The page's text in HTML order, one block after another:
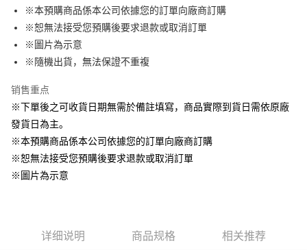
运送方式
預購訂單-宅配專用(🔺不同預購月份建議分開結帳，避免整筆訂單等
超久)
預購訂單-離島宅配專用-(澎湖/金門/馬祖)(🔺不同預購月份建議分開
結帳，避免整筆訂單等超久)
每笔NT$220
※本預購商品係本公司依據您的訂單向廠商訂購
※恕無法接受您預購後要求退款或取消訂單
※圖片為示意
※隨機出貨，無法保證不重複
销售重点
※下單後之可收貨日期無需於備註填寫，商品實際到貨日需依原廠
發貨日為主。
※本預購商品係本公司依據您的訂單向廠商訂購
※恕無法接受您預購後要求退款或取消訂單
※圖片為示意
详细说明 商品规格 相关推荐